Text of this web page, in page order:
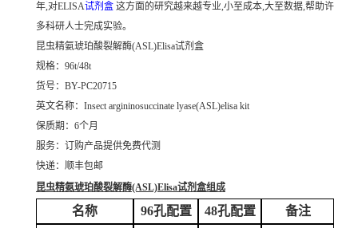
年,对ELISA试剂盒 这方面的研究越来越专业,小至成本,大至数据,帮助许
多科研人士完成实验。
昆虫精氨琥珀酸裂解酶(ASL)Elisa试剂盒
规格：96t/48t
货号：BY-PC20715
英文名称： Insect argininosuccinate lyase(ASL)elisa kit
保质期：6个月
服务：订购产品提供免费代测
快递：顺丰包邮
昆虫精氨琥珀酸裂解酶(ASL)Elisa试剂盒组成
名称 96孔配置 48孔配置 备注